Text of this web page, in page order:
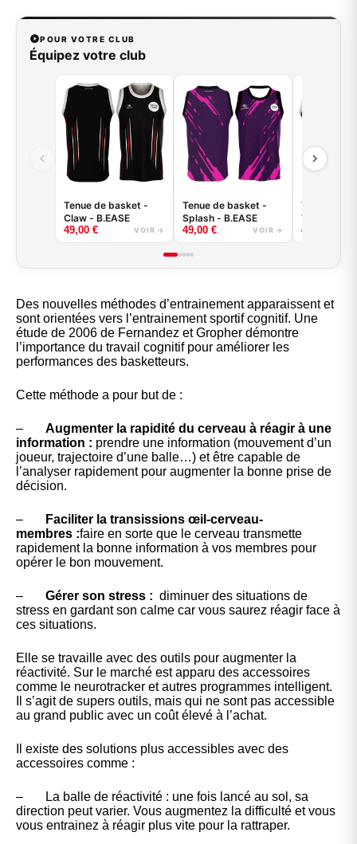
POUR VOTRE CLUB
Équipez votre club
Tenue de basket -
Claw - B.EASE
49,00 € VOIR →
Tenue de basket -
Splash - B.EASE
49,00 € VOIR →
Tenue de
Tiger -
49,00
Des nouvelles méthodes d’entrainement apparaissent et
sont orientées vers l’entrainement sportif cognitif. Une
étude de 2006 de Fernandez et Gropher démontre
l’importance du travail cognitif pour améliorer les
performances des basketteurs.
Cette méthode a pour but de :
– Augmenter la rapidité du cerveau à réagir à une
information : prendre une information (mouvement d’un
joueur, trajectoire d’une balle…) et être capable de
l’analyser rapidement pour augmenter la bonne prise de
décision.
–
Faciliter la transissions œil-cerveau-
membres :faire en sorte que le cerveau transmette
rapidement la bonne information à vos membres pour
opérer le bon mouvement.
– Gérer son stress : diminuer des situations de
stress en gardant son calme car vous saurez réagir face à
ces situations.
Elle se travaille avec des outils pour augmenter la
réactivité. Sur le marché est apparu des accessoires
comme le neurotracker et autres programmes intelligent.
Il s’agit de supers outils, mais qui ne sont pas accessible
au grand public avec un coût élevé à l’achat.
Il existe des solutions plus accessibles avec des
accessoires comme :
– La balle de réactivité : une fois lancé au sol, sa
direction peut varier. Vous augmentez la difficulté et vous
vous entrainez à réagir plus vite pour la rattraper.